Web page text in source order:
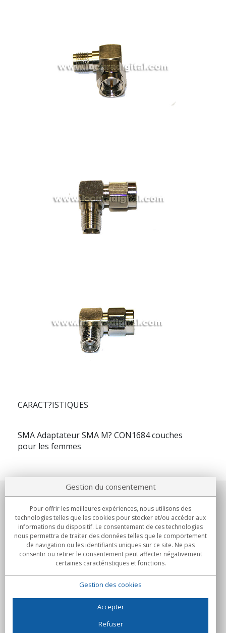
CARACT?ISTIQUES
SMA Adaptateur SMA M? CON1684 couches
pour les femmes
Notre société
Engagements
Achats
Gestion du consentement
Pour offrir les meilleures expériences, nous utilisons des
technologies telles que les cookies pour stocker et/ou accéder aux
informations du dispositif. Le consentement de ces technologies
nous permettra de traiter des données telles que le comportement
de navigation ou les identifiants uniques sur ce site. Ne pas
consentir ou retirer le consentement peut affecter négativement
certaines caractéristiques et fonctions.
Gestion des cookies
Accepter
Refuser